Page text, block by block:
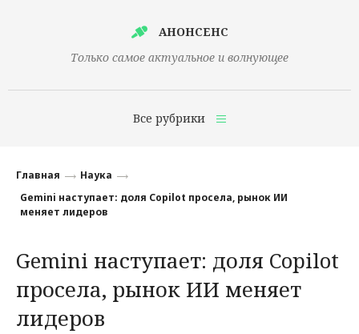
АНОНСЕНС
Только самое актуальное и волнующее
Все рубрики
Финансы
Наука
Культура
Общество
Главная
Наука
Gemini наступает: доля Copilot просела, рынок ИИ
меняет лидеров
Gemini наступает: доля Copilot
просела, рынок ИИ меняет
лидеров